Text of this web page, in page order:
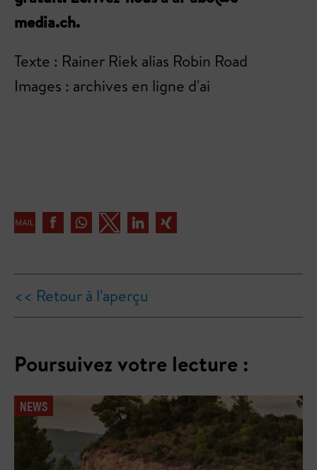
media.ch.
Texte : Rainer Riek alias Robin Road
Images : archives en ligne d'ai
<< Retour à l'aperçu
Poursuivez votre lecture :
NEWS